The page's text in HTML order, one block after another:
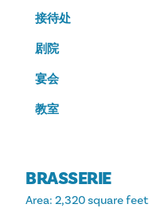
接待处
剧院
宴会
教室
BRASSERIE
Area: 2,320 square feet